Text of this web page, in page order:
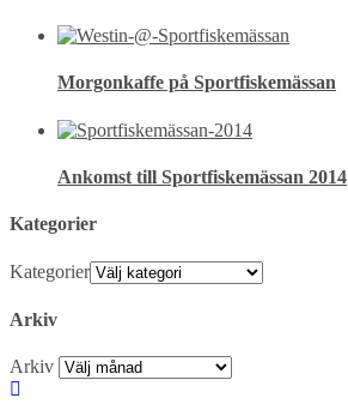
Morgonkaffe på Sportfiskemässan
Ankomst till Sportfiskemässan 2014
Kategorier
Kategorier
Arkiv
Arkiv